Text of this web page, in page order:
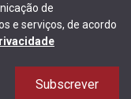
de
e serviços, de acordo
Subscrever